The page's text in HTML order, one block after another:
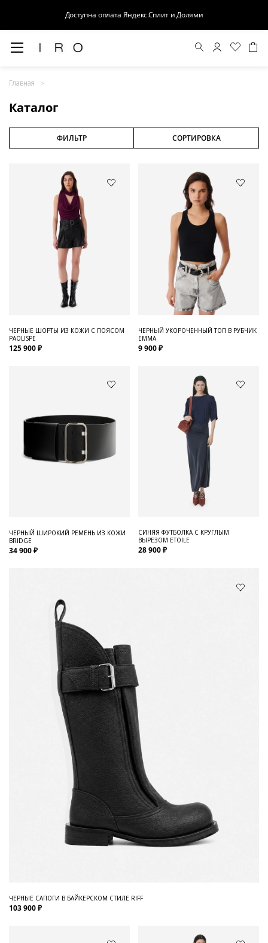
Доступна оплата Яндекс.Сплит и Долями
Главная
Каталог
Обувь и Аксессуары
Распродажа
Сумки и аксессуары
ФИЛЬТР СОРТИРОВКА
ЧЕРНЫЕ ШОРТЫ ИЗ КОЖИ С ПОЯСОМ
PAOLISPE
125 900 ₽
ЧЕРНЫЙ УКОРОЧЕННЫЙ ТОП В РУБЧИК
EMMA
9 900 ₽
ЧЕРНЫЙ ШИРОКИЙ РЕМЕНЬ ИЗ КОЖИ
BRIDGE
34 900 ₽
СИНЯЯ ФУТБОЛКА С КРУГЛЫМ
ВЫРЕЗОМ ETOILE
28 900 ₽
ЧЕРНЫЕ САПОГИ В БАЙКЕРСКОМ СТИЛЕ RIFF
103 900 ₽